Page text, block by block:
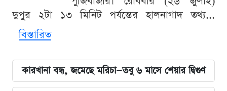
দুপুর ২টা ১৩ মিনিট পর্যন্তের হালনাগাদ তথ্য...
বিস্তারিত
কারখানা বন্ধ, জমেছে মরিচা—তবু ৬ মাসে শেয়ার দ্বিগুণ